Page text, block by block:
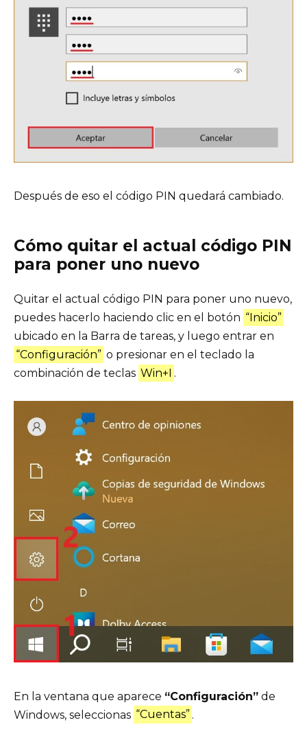
Después de eso el código PIN quedará cambiado.
Cómo quitar el actual código PIN
para poner uno nuevo
Quitar el actual código PIN para poner uno nuevo,
puedes hacerlo haciendo clic en el botón “Inicio”
ubicado en la Barra de tareas, y luego entrar en
“Configuración” o presionar en el teclado la
combinación de teclas Win+I .
En la ventana que aparece “Configuración” de
Windows, seleccionas “Cuentas” .